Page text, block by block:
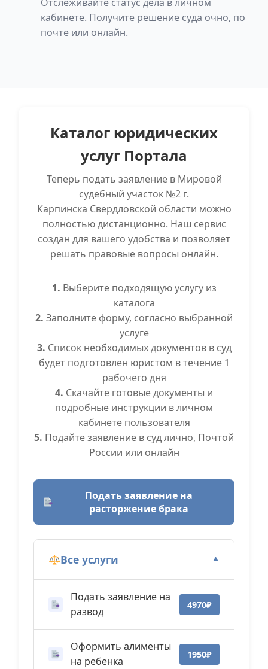
кабинете. Получите решение суда очно, по
почте или онлайн.
Каталог юридических
услуг Портала
Теперь подать заявление в Мировой
судебный участок №2 г.
Карпинска Свердловской области можно
полностью дистанционно. Наш сервис
создан для вашего удобства и позволяет
решать правовые вопросы онлайн.
1. Выберите подходящую услугу из
каталога
2. Заполните форму, согласно выбранной
услуге
3. Список необходимых документов в суд
будет подготовлен юристом в течение 1
рабочего дня
4. Скачайте готовые документы и
подробные инструкции в личном
кабинете пользователя
5. Подайте заявление в суд лично, Почтой
России или онлайн
Подать заявление на
расторжение брака
Все услуги ▼
Подать заявление на
развод
4970₽
Оформить алименты
на ребенка
1950₽